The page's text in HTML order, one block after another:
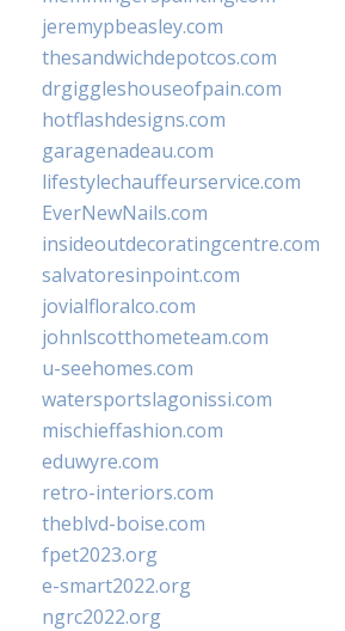
jeremypbeasley.com
thesandwichdepotcos.com
drgiggleshouseofpain.com
hotflashdesigns.com
garagenadeau.com
lifestylechauffeurservice.com
EverNewNails.com
insideoutdecoratingcentre.com
salvatoresinpoint.com
jovialfloralco.com
johnlscotthometeam.com
u-seehomes.com
watersportslagonissi.com
mischieffashion.com
eduwyre.com
retro-interiors.com
theblvd-boise.com
fpet2023.org
e-smart2022.org
ngrc2022.org